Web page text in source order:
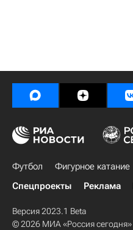
Футбол Фигурное катание
Спецпроекты
Реклама
Версия 2023.1 Beta
© 2026 МИА «Россия сегодня»